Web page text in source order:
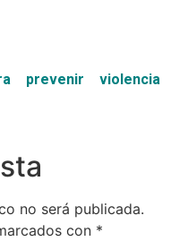
prevenir violencia
no será publicada.
con *